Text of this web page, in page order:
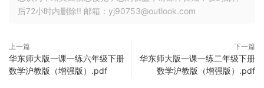
后72小时内删除!! 邮箱：yj90753@outlook.com
上一篇
华东师大版一课一练六年级下册
数学沪教版（增强版）.pdf
下一篇
华东师大版一课一练二年级下册
数学沪教版（增强版）.pdf